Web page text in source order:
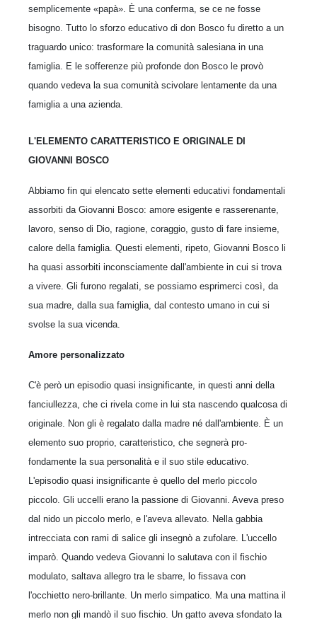
semplicemente «papà». È una conferma, se ce ne fosse
bisogno. Tutto lo sforzo educativo di don Bosco fu diretto a un
traguardo unico: trasformare la comunità salesiana in una
famiglia. E le sofferenze più pro­fonde don Bosco le provò
quando vedeva la sua comunità scivolare lentamente da una
famiglia a una azienda.
L'ELEMENTO CARATTERISTICO E ORIGINALE DI
GIOVANNI BOSCO
Abbiamo fin qui elencato sette elementi educativi fondamentali
assorbiti da Gio­vanni Bosco: amore esigente e rasserenante,
lavoro, senso di Dio, ragione, corag­gio, gusto di fare insieme,
calore della famiglia. Questi elementi, ripeto, Giovanni Bosco li
ha quasi assorbiti inconsciamente dall'ambiente in cui si trova
a vivere. Gli furono regalati, se possiamo esprimerci così, da
sua madre, dalla sua famiglia, dal contesto umano in cui si
svolse la sua vicenda.
Amore personalizzato
C'è però un episodio quasi insignificante, in questi anni della
fanciullezza, che ci rivela come in lui sta nascendo qualcosa di
originale. Non gli è regalato dalla ma­dre né dall'ambiente. È un
elemento suo proprio, caratteristico, che segnerà pro­
fondamente la sua personalità e il suo stile educativo.
L'episodio quasi insignificante è quello del merlo piccolo
piccolo. Gli uccelli erano la passione di Giovanni. Aveva preso
dal nido un piccolo merlo, e l'aveva alle­vato. Nella gabbia
intrecciata con rami di salice gli insegnò a zufolare. L'uccello
imparò. Quando vedeva Giovanni lo salutava con il fischio
modulato, saltava allegro tra le sbarre, lo fissava con
l'occhietto nero-brillante. Un merlo simpatico. Ma una mattina il
merlo non gli mandò il suo fischio. Un gatto aveva sfondato la